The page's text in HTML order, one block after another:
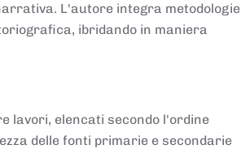
L'autore integra metodologie
ibridando in maniera
lavori, elencati secondo l'ordine
delle fonti primarie e secondarie